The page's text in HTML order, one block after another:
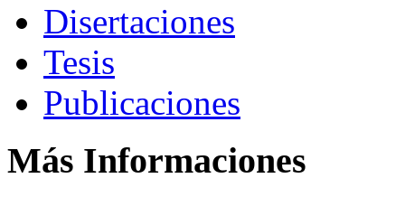
Disertaciones
Tesis
Publicaciones
Más Informaciones